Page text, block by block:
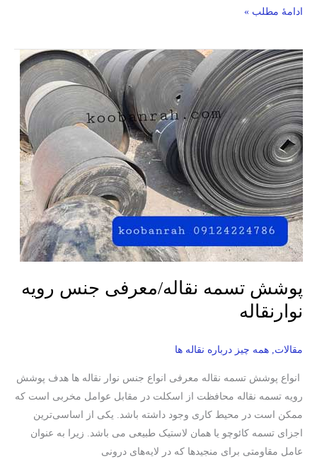
ادامۀ مطلب »
پوشش تسمه نقاله/معرفی جنس رویه
نوارنقاله
مقالات همه چیز درباره نقاله ها
انواع پوشش تسمه نقاله معرفی انواع جنس نوار نقاله ها هدف پوشش
رویه تسمه نقاله محافظت از اسکلت در مقابل عوامل مخربی است که
ممکن است در محیط کاری وجود داشته باشد. یکی از اساسی‌ترین
اجزای تسمه کائوچو یا همان لاستیک طبیعی می باشد. زیرا به عنوان
عامل مقاومتی برای منجیدها که در لایه‌های درونی
پوشش
تسمه
نقاله/
معرفی
جنس
رویه
نوارنقاله